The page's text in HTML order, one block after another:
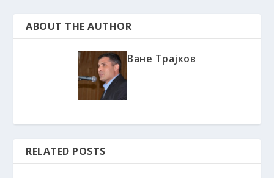
ABOUT THE AUTHOR
Ване Трајков
RELATED POSTS